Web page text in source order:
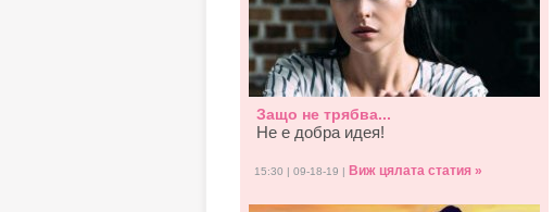
Защо не трябва...
Не е добра идея!
15:30 | 09-18-19 | Виж цялата статия »